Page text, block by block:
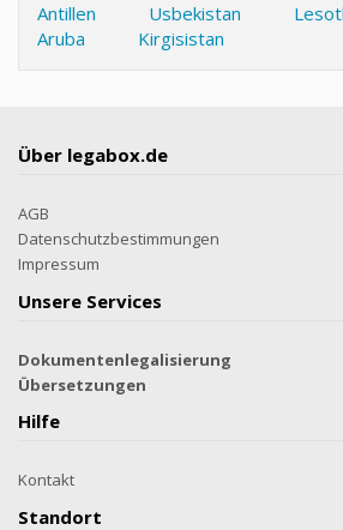
Antillen
Usbekistan
Aruba
Kirgisistan
Über legabox.de
AGB
Datenschutzbestimmungen
Impressum
Unsere Services
Dokumentenlegalisierung
Übersetzungen
Hilfe
Kontakt
Standort